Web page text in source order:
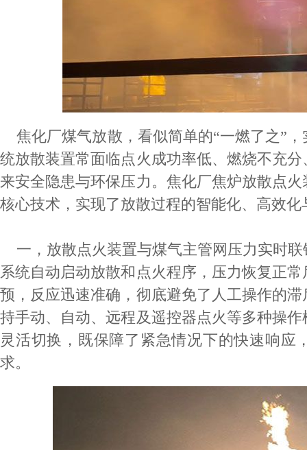
焦化厂煤气放散，看似简单的“一燃了之”
统放散装置常面临点火成功率低、燃烧不充
来安全隐患与环保压力。焦化厂焦炉放散点
核心技术，实现了放散过程的智能化、高效化
一，放散点火装置与煤气主管网压力实时
系统自动启动放散和点火程序，压力恢复正
预，反应迅速准确，彻底避免了人工操作的
持手动、自动、远程及遥控器点火等多种操
灵活切换，既保障了紧急情况下的快速响应
求。